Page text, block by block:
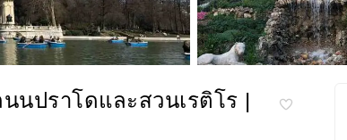
นปราโดและสวนเรติโร |